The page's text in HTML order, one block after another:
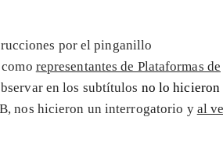
por el pinganillo
representantes de Plataformas de
en los subtítulos no lo hicieron
nos hicieron un interrogatorio y al